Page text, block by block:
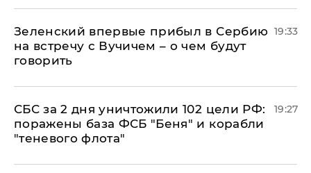
Зеленский впервые прибыл в Сербию
на встречу с Вучичем – о чем будут
говорить
19:33
СБС за 2 дня уничтожили 102 цели РФ:
поражены база ФСБ "Беня" и корабли
"теневого флота"
19:27